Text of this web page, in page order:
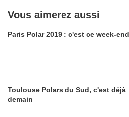
Vous aimerez aussi
Paris Polar 2019 : c'est ce week-end
Toulouse Polars du Sud, c'est déjà
demain